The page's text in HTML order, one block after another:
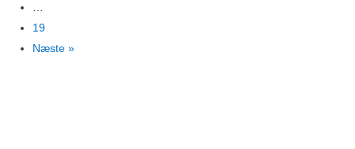
19
Næste »